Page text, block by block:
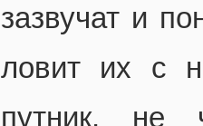
зазвучат и
ловит их с
путник, не